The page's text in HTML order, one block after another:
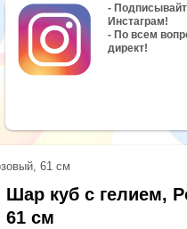
-
Инстаграм!
- По всем
директ!
61 см
Шар куб с гелием,
61 см